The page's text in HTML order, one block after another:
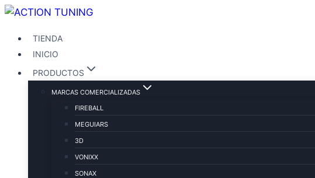
TIENDA
INICIO
PRODUCTOS
MARCAS COMERCIALIZADAS
FIREBALL
MEGUIARS
3D
VONIXX
SONAX